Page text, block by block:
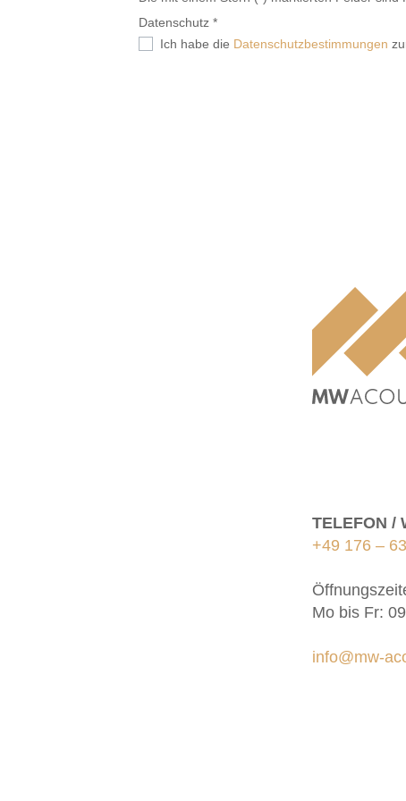
Datenschutz *
Ich habe die Datenschutzbestimmungen
TELEFON /
+49 176 –
Mo bis Fr:
info@mw-